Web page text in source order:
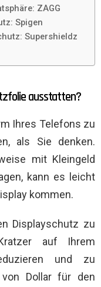
ZAGG
Spigen
Supershieldz
ausstatten?
Ihres Telefons zu
als Sie denken.
mit Kleingeld
kann es leicht
kommen.
Displayschutz zu
auf Ihrem
und zu
Dollar für den